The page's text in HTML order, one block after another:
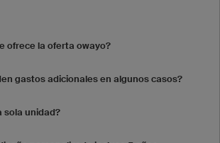
ofrece la oferta owayo?
gastos adicionales en algunos casos?
sola unidad?